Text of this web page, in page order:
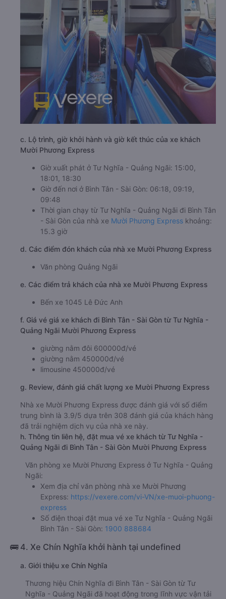
c. Lộ trình, giờ khởi hành và giờ kết thúc của xe khách
Mười Phương Express
Giờ xuất phát ở Tư Nghĩa - Quảng Ngãi: 15:00,
18:01, 18:30
Giờ đến nơi ở Bình Tân - Sài Gòn: 06:18, 09:19,
09:48
Thời gian chạy từ Tư Nghĩa - Quảng Ngãi đi Bình Tân
- Sài Gòn của nhà xe Mười Phương Express khoảng:
15.3 giờ
d. Các điểm đón khách của nhà xe Mười Phương Express
Văn phòng Quảng Ngãi
e. Các điểm trả khách của nhà xe Mười Phương Express
Bến xe 1045 Lê Đức Anh
f. Giá vé giá xe khách đi Bình Tân - Sài Gòn từ Tư Nghĩa -
Quảng Ngãi Mười Phương Express
giường nằm đôi 600000đ/vé
giường nằm 450000đ/vé
limousine 450000đ/vé
g. Review, đánh giá chất lượng xe Mười Phương Express
Nhà xe Mười Phương Express được đánh giá với số điểm
trung bình là 3.9/5 dựa trên 308 đánh giá của khách hàng
đã trải nghiệm dịch vụ của nhà xe này.
h. Thông tin liên hệ, đặt mua vé xe khách từ Tư Nghĩa -
Quảng Ngãi đi Bình Tân - Sài Gòn Mười Phương Express
Văn phòng xe Mười Phương Express ở Tư Nghĩa - Quảng
Ngãi:
Xem địa chỉ văn phòng nhà xe Mười Phương
Express: https://vexere.com/vi-VN/xe-muoi-phuong-
express
Số điện thoại đặt mua vé xe Tư Nghĩa - Quảng Ngãi
Bình Tân - Sài Gòn: 1900 888684
🚌 4. Xe Chín Nghĩa khởi hành tại undefined
a. Giới thiệu xe Chín Nghĩa
Thương hiệu Chín Nghĩa đi Bình Tân - Sài Gòn từ Tư
Nghĩa - Quảng Ngãi đã hoạt động trong lĩnh vực vận tải